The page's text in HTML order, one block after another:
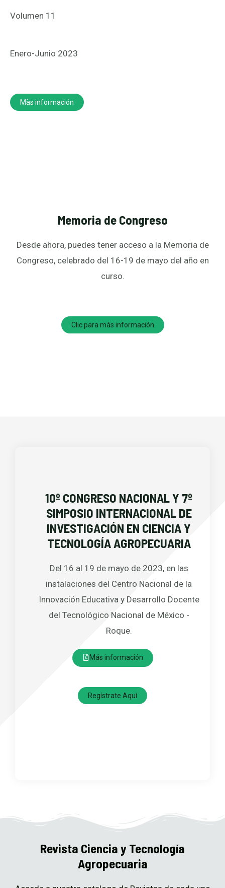
Volumen 11
Enero-Junio 2023
Màs información
Memoria de Congreso
Desde ahora, puedes tener acceso a la Memoria de
Congreso, celebrado del 16-19 de mayo del año en
curso.
Clic para más información
10º CONGRESO NACIONAL Y 7º
SIMPOSIO INTERNACIONAL DE
INVESTIGACIÓN EN CIENCIA Y
TECNOLOGÍA AGROPECUARIA
Del 16 al 19 de mayo de 2023, en las
instalaciones del Centro Nacional de la
Innovación Educativa y Desarrollo Docente
del Tecnológico Nacional de México -
Roque.
Más información
Regístrate Aquí
Revista Ciencia y Tecnología
Agropecuaria